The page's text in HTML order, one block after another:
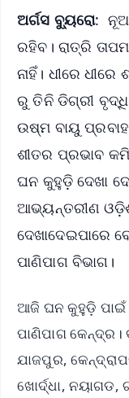
ଅର୍ଗସ ବ୍ୟୁରୋ: ନୂଆ
ରହିବ। ରାତ୍ରି
ନାହିଁ। ଧୀରେ ଧୀରେ
ରୁ ତିନି ଡିଗ୍ରୀ
ଉଷ୍ମ ବାୟୁ ପ୍ରବାହ
ଶୀତର ପ୍ରଭାବ
ଘନ କୁହୁଡ଼ି ଦେଖା
ଆଭ୍ୟନ୍ତରୀଣ
ଦେଖାଦେଇପାରେ
ପାଣିପାଗ ବିଭାଗ।
ଆଜି ଘନ କୁହୁଡ଼ି ପାଇଁ
ପାଣିପାଗ
ଯାଜପୁର,
ଖୋର୍ଦ୍ଧା,